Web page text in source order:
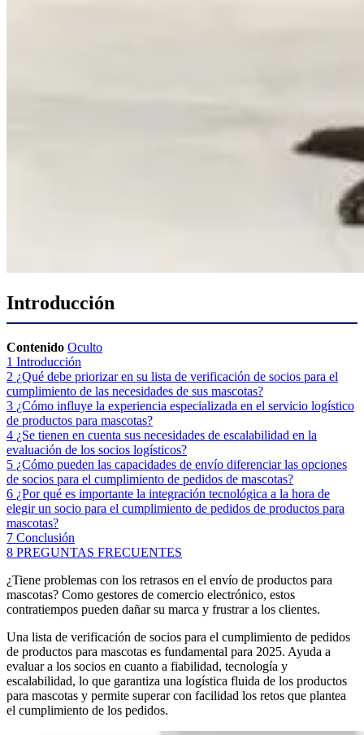
Introducción
Contenido Oculto
1 Introducción
2 ¿Qué debe priorizar en su lista de verificación de socios para el
cumplimiento de las necesidades de sus mascotas?
3 ¿Cómo influye la experiencia especializada en el servicio logístico
de productos para mascotas?
4 ¿Se tienen en cuenta sus necesidades de escalabilidad en la
evaluación de los socios logísticos?
5 ¿Cómo pueden las capacidades de envío diferenciar las opciones
de socios para el cumplimiento de pedidos de mascotas?
6 ¿Por qué es importante la integración tecnológica a la hora de
elegir un socio para el cumplimiento de pedidos de productos para
mascotas?
7 Conclusión
8 PREGUNTAS FRECUENTES
¿Tiene problemas con los retrasos en el envío de productos para
mascotas? Como gestores de comercio electrónico, estos
contratiempos pueden dañar su marca y frustrar a los clientes.
Una lista de verificación de socios para el cumplimiento de pedidos
de productos para mascotas es fundamental para 2025. Ayuda a
evaluar a los socios en cuanto a fiabilidad, tecnología y
escalabilidad, lo que garantiza una logística fluida de los productos
para mascotas y permite superar con facilidad los retos que plantea
el cumplimiento de los pedidos.